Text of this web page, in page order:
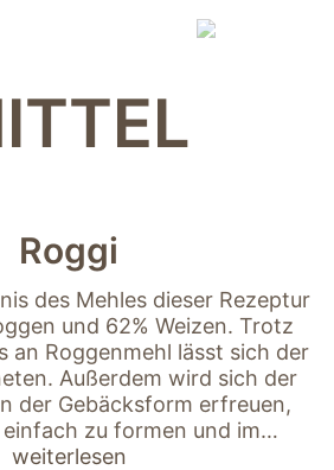
Roggi
des Mehles dieser Rezeptur
und 62% Weizen. Trotz
an Roggenmehl lässt sich der
Außerdem wird sich der
der Gebäcksform erfreuen,
einfach zu formen und im…
weiterlesen